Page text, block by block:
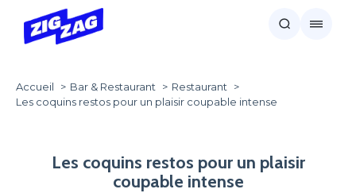
Accueil Bar & Restaurant
Restaurant
Les coquins restos pour un plaisir coupable intense
Les coquins restos pour un plaisir
coupable intense